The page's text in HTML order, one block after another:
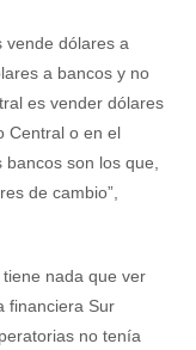
vende dólares a
a bancos y no
es vender dólares
Central o en el
son los que,
de cambio”,
nada que ver
financiera Sur
no tenía